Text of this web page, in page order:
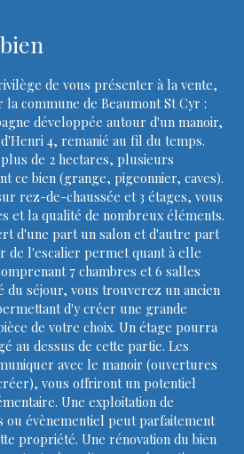
de vous présenter à la vente,
commune de Beaumont St Cyr :
développée autour d'un manoir,
4, remanié au fil du temps.
de 2 hectares, plusieurs
ce bien (grange, pigeonnier, caves).
rez-de-chaussée et 3 étages, vous
et la qualité de nombreux éléments.
d'une part un salon et d'autre part
de l'escalier permet quant à elle
7 chambres et 6 salles
du séjour, vous trouverez un ancien
d'y créer une grande
de votre choix. Un étage pourra
au dessus de cette partie. Les
avec le manoir (ouvertures
vous offriront un potentiel
Une exploitation de
ou évènementiel peut parfaitement
propriété. Une rénovation du bien